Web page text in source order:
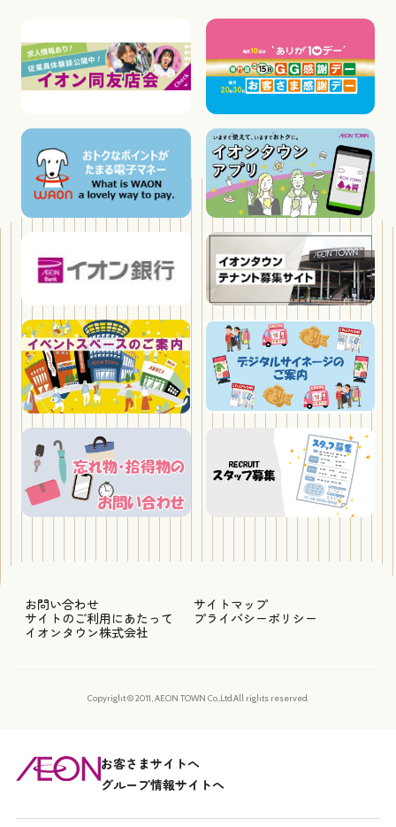
お問い合わせ
サイトマップ
サイトのご利用にあたって
プライバシーポリシー
イオンタウン株式会社
Copyright © 2011, AEON TOWN Co.,Ltd.All rights reserved.
お客さまサイトへ
グループ情報サイトへ